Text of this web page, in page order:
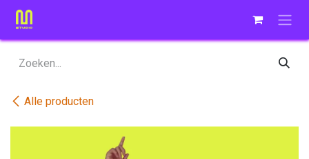
Overslaan naar inhoud
Alle producten